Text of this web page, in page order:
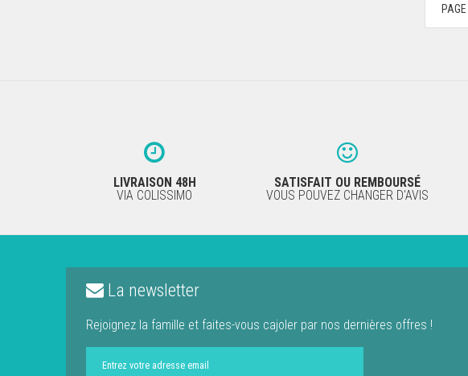
LIVRAISON 48H
VIA COLISSIMO
SATISFAIT OU REMBOURSÉ
VOUS POUVEZ CHANGER D'AVIS
La newsletter
Rejoignez la famille et faites-vous cajoler par nos dernières offres !